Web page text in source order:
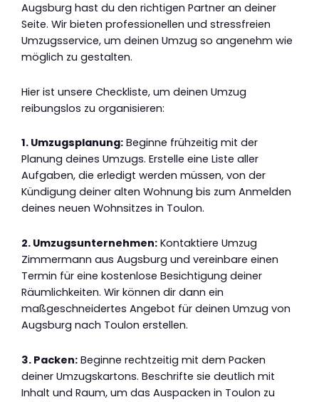
Augsburg hast du den richtigen Partner an deiner
Seite. Wir bieten professionellen und stressfreien
Umzugsservice, um deinen Umzug so angenehm wie
möglich zu gestalten.
Hier ist unsere Checkliste, um deinen Umzug
reibungslos zu organisieren:
1. Umzugsplanung: Beginne frühzeitig mit der
Planung deines Umzugs. Erstelle eine Liste aller
Aufgaben, die erledigt werden müssen, von der
Kündigung deiner alten Wohnung bis zum Anmelden
deines neuen Wohnsitzes in Toulon.
2. Umzugsunternehmen: Kontaktiere Umzug
Zimmermann aus Augsburg und vereinbare einen
Termin für eine kostenlose Besichtigung deiner
Räumlichkeiten. Wir können dir dann ein
maßgeschneidertes Angebot für deinen Umzug von
Augsburg nach Toulon erstellen.
3. Packen: Beginne rechtzeitig mit dem Packen
deiner Umzugskartons. Beschrifte sie deutlich mit
Inhalt und Raum, um das Auspacken in Toulon zu